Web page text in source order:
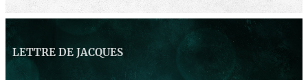
LETTRE DE JACQUES